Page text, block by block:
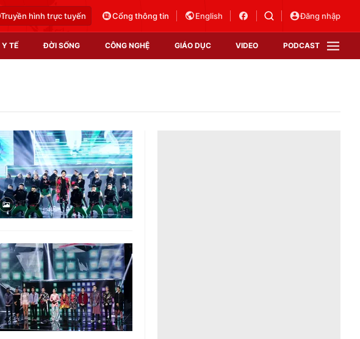
Truyền hình trực tuyến Cổng thông tin English Đăng nhập
Y TẾ ĐỜI SỐNG CÔNG NGHỆ GIÁO DỤC VIDEO PODCAST
Video
Shorts video
Podcast
EMagazine
Photo
Infographic
Góc ảnh
Công nghệ
VTV Sức khoẻ